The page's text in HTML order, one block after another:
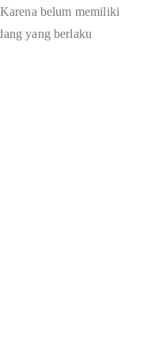
belum memiliki
yang berlaku